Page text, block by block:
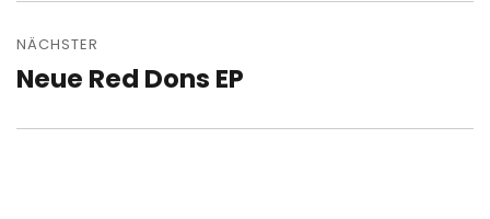
NÄCHSTER
Nächster
Neue Red Dons EP